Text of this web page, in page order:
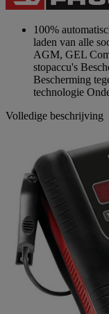
100%
laden van alle
AGM, GEL
stopaccu's
Bescherming
technologie
Volledige beschrijving